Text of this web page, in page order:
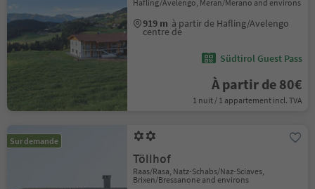
Hafling/Avelengo, Meran/Merano and environs
919 m à partir de Hafling/Avelengo
centre de
Südtirol Guest Pass
À partir de 80€
1 nuit / 1 appartement incl. TVA
Sur demande
Töllhof
Raas/Rasa, Natz-Schabs/Naz-Sciaves,
Brixen/Bressanone and environs